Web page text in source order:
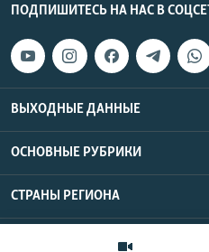
ПОДПИШИТЕСЬ НА НАС В
ВЫХОДНЫЕ ДАННЫЕ
ОСНОВНЫЕ РУБРИКИ
СТРАНЫ РЕГИОНА
Азаттык Азия © 2026